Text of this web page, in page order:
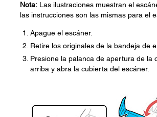
Nota: Las ilustraciones muestran el
las instrucciones son las mismas para el
Apague el escáner.
Retire los originales de la bandeja de
Presione la palanca de apertura de la
arriba y abra la cubierta del escáner.